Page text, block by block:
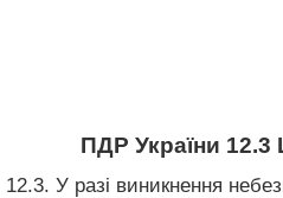
ПДР України 12.3
12.3. У разі виникнення